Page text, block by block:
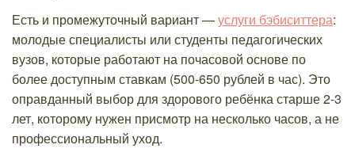
Есть и промежуточный вариант —услуги бэбиситтера:
молодые специалисты или студенты педагогических
вузов, которые работают на почасовой основе по
более доступным ставкам (500-650 рублей в час). Это
оправданный выбор для здорового ребёнка старше 2-3
лет, которому нужен присмотр на несколько часов, а не
профессиональный уход.